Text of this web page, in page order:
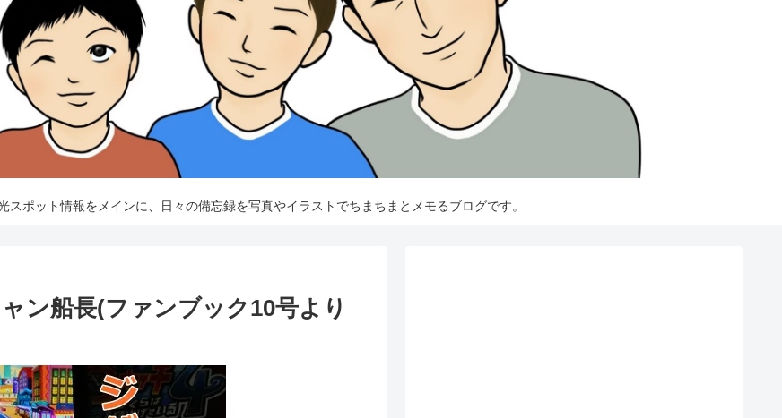
スポット情報をメインに、日々の備忘録を写真やイラストでちまちまとメモるブログです。
ン船長(ファンブック10号より